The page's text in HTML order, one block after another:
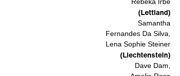
(Lettland)
Samantha
Fernandes Da Silva,
Lena Sophie Steiner
(Liechtenstein)
Dave Dam,